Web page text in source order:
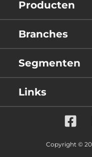
Producten
Branches
Segmenten
Links
Copyright ©